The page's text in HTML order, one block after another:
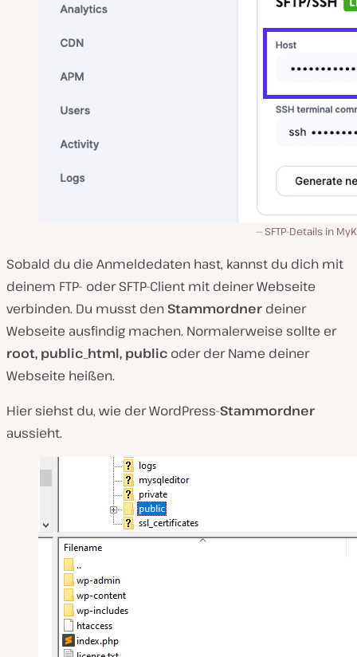
SFTP-Details in
Sobald du die Anmeldedaten hast, kannst du dich mit
deinem FTP- oder SFTP-Client mit deiner Webseite
verbinden. Du musst den Stammordner deiner
Webseite ausfindig machen. Normalerweise sollte er
root, public_html, public oder der Name deiner
Webseite heißen.
Hier siehst du, wie der WordPress-Stammordner
aussieht.